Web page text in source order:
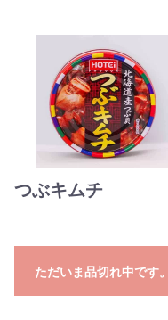
つぶキムチ
ただいま品切れ中です。